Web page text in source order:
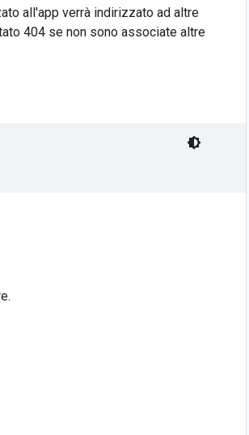
all'app verrà indirizzato ad altre
404 se non sono associate altre